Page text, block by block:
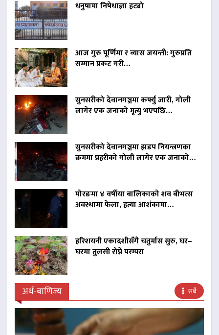
धनुषामा निषेधाज्ञा हट्यो
आज गुरु पूर्णिमा र व्यास जयन्ती: गुरुप्रति
सम्मान प्रकट गरी…
सुनसरीको देवानगञ्जमा कर्फ्यु जारी, गोली
लागेर एक जनाको मृत्यु भएपछि…
सुनसरीको देवानगञ्जमा झडप नियन्त्रणका
क्रममा प्रहरीको गोली लागेर एक जनाको…
मोरङमा ४ वर्षीया बालिकाको शव बीभत्स
अवस्थामा फेला, हत्या आशंकामा…
हरिशयनी एकादशीसँगै चतुर्मास सुरु, घर–
घरमा तुलसी रोप्ने परम्परा
अर्थ-बाणिज्य सबै